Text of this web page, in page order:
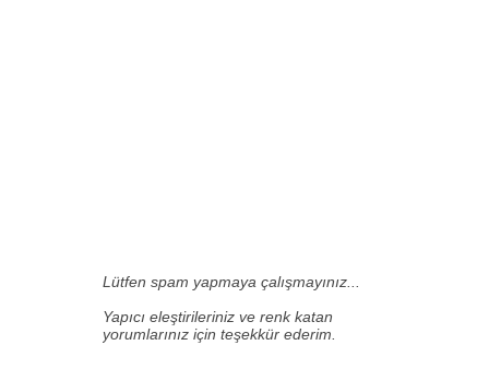
Lütfen spam yapmaya çalışmayınız...
Yapıcı eleştirileriniz ve renk katan
yorumlarınız için teşekkür ederim.